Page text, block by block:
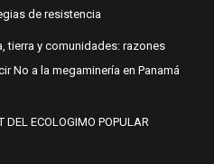
de resistencia
tierra y comunidades: razones
No a la megaminería en Panamá
DEL ECOLOGIMO POPULAR